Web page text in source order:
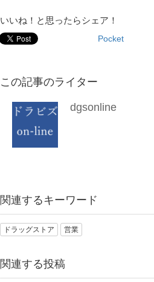
いいね！と思ったらシェア！
Pocket
この記事のライター
dgsonline
関連するキーワード
ドラッグストア 営業
関連する投稿